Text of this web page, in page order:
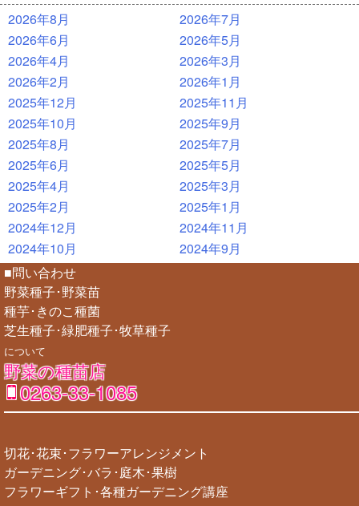
2026年8月
2026年7月
2026年6月
2026年5月
2026年4月
2026年3月
2026年2月
2026年1月
2025年12月
2025年11月
2025年10月
2025年9月
2025年8月
2025年7月
2025年6月
2025年5月
2025年4月
2025年3月
2025年2月
2025年1月
2024年12月
2024年11月
2024年10月
2024年9月
■問い合わせ
野菜種子･野菜苗
種芋･きのこ種菌
芝生種子･緑肥種子･牧草種子
について
野菜の種苗店
0263-33-1085
切花･花束･フラワーアレンジメント
ガーデニング･バラ･庭木･果樹
フラワーギフト･各種ガーデニング講座